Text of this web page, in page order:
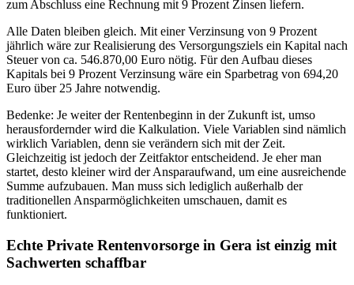
zum Abschluss eine Rechnung mit 9 Prozent Zinsen liefern.
Alle Daten bleiben gleich. Mit einer Verzinsung von 9 Prozent
jährlich wäre zur Realisierung des Versorgungsziels ein Kapital nach
Steuer von ca. 546.870,00 Euro nötig. Für den Aufbau dieses
Kapitals bei 9 Prozent Verzinsung wäre ein Sparbetrag von 694,20
Euro über 25 Jahre notwendig.
Bedenke: Je weiter der Rentenbeginn in der Zukunft ist, umso
herausfordernder wird die Kalkulation. Viele Variablen sind nämlich
wirklich Variablen, denn sie verändern sich mit der Zeit.
Gleichzeitig ist jedoch der Zeitfaktor entscheidend. Je eher man
startet, desto kleiner wird der Ansparaufwand, um eine ausreichende
Summe aufzubauen. Man muss sich lediglich außerhalb der
traditionellen Ansparmöglichkeiten umschauen, damit es
funktioniert.
Echte Private Rentenvorsorge in Gera ist einzig mit
Sachwerten schaffbar